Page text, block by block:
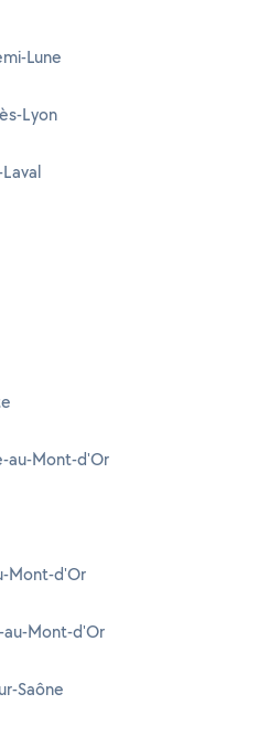
Lune
Lyon
au-Mont-d'Or
Mont-d'Or
au-Mont-d'Or
Saône